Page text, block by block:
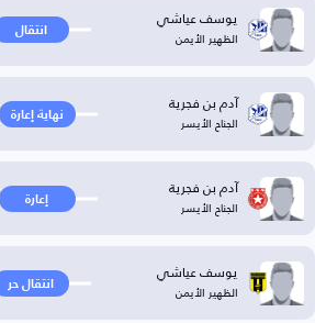
يوسف عياشي
الظهير الأيمن انتقال
آدم بن فجرية
الجناح الأيسر نهاية إعارة
آدم بن فجرية
الجناح الأيسر إعارة
يوسف عياشي
الظهير الأيمن انتقال حر